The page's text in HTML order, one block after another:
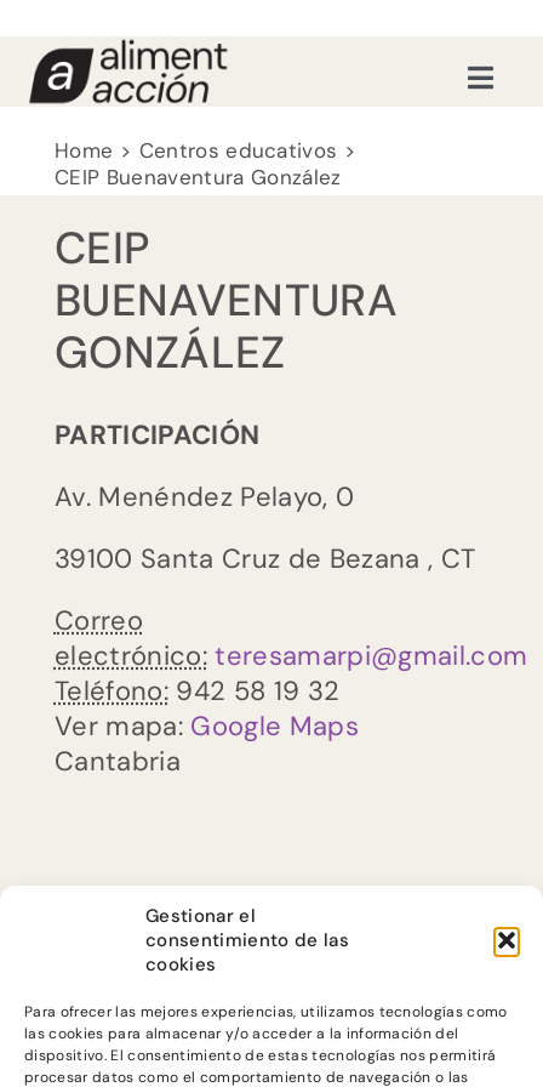
Gestionar el
consentimiento de las
cookies
Para ofrecer las mejores experiencias, utilizamos tecnologías como
las cookies para almacenar y/o acceder a la información del
dispositivo. El consentimiento de estas tecnologías nos permitirá
procesar datos como el comportamiento de navegación o las
contenido
Recursos educativos
Formaciones
Nosotras
Home
Centros educativos
CEIP Buenaventura González
CEIP
BUENAVENTURA
GONZÁLEZ
PARTICIPACIÓN
Av. Menéndez Pelayo, 0
39100 Santa Cruz de Bezana , CT
Correo
electrónico: teresamarpi@gmail.com
Teléfono: 942 58 19 32
Ver mapa: Google Maps
Cantabria